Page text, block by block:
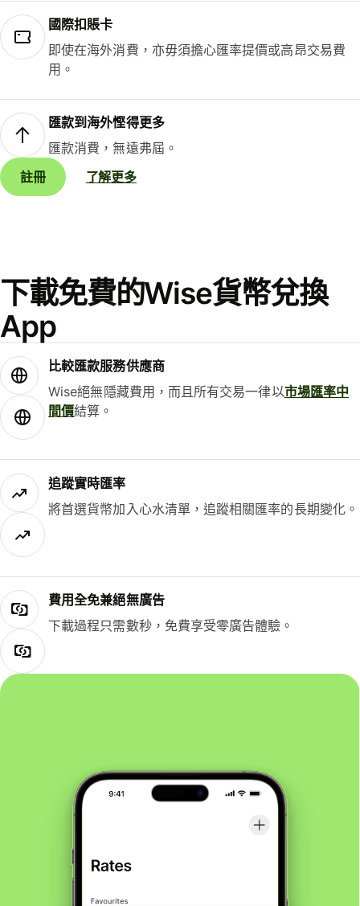
國際扣賬卡
即使在海外消費，亦毋須擔心匯率提價或高昂交易費
用。
匯款到海外慳得更多
匯款消費，無遠弗屆。
註冊
了解更多
下載免費的Wise貨幣兌換
App
比較匯款服務供應商
Wise絕無隱藏費用，而且所有交易一律以市場匯率中
間價結算。
追蹤實時匯率
將首選貨幣加入心水清單，追蹤相關匯率的長期變化。
費用全免兼絕無廣告
下載過程只需數秒，免費享受零廣告體驗。